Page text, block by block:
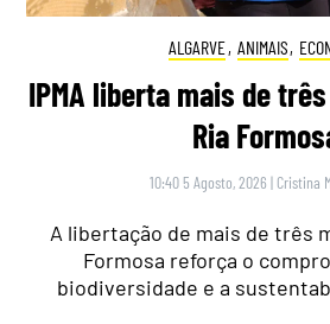
ALGARVE, ANIMAIS,
IPMA liberta mais de
Ria
10:40 5 Agosto, 2026 | Cristina
A libertação de mais de três
Formosa reforça o
biodiversidade e a